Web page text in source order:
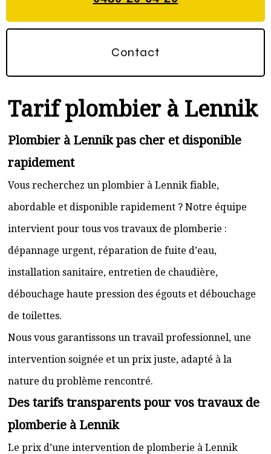
Contact
Tarif plombier à Lennik
Plombier à Lennik pas cher et disponible
rapidement
Vous recherchez un plombier à Lennik fiable,
abordable et disponible rapidement ? Notre équipe
intervient pour tous vos travaux de plomberie :
dépannage urgent, réparation de fuite d’eau,
installation sanitaire, entretien de chaudière,
débouchage haute pression des égouts et débouchage
de toilettes.
Nous vous garantissons un travail professionnel, une
intervention soignée et un prix juste, adapté à la
nature du problème rencontré.
Des tarifs transparents pour vos travaux de
plomberie à Lennik
Le prix d’une intervention de plomberie à Lennik